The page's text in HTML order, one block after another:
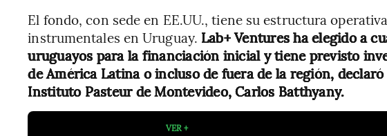
El fondo, con sede en EE.UU., tiene su estructura
instrumentales en Uruguay. Lab+ Ventures ha elegido a
uruguayos para la financiación inicial y tiene previsto
de América Latina o incluso de fuera de la región,
Instituto Pasteur de Montevideo, Carlos Batthyany.
VER +